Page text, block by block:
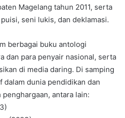
Magelang tahun 2011, serta
seni lukis, dan deklamasi.
berbagai buku antologi
dan para penyair nasional, serta
di media daring. Di samping
dalam dunia pendidikan dan
antara lain: